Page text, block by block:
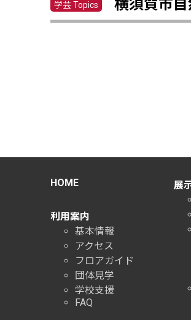
学芸 Topics 横須賀市
HOME
利用案内
基本情報
アクセス
フロアガイド
団体見学
学校支援
FAQ
展